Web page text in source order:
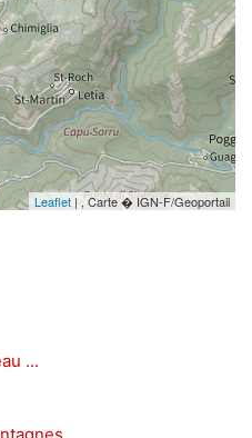
Leaflet | , Carte � IGN-F/Geoportail
...